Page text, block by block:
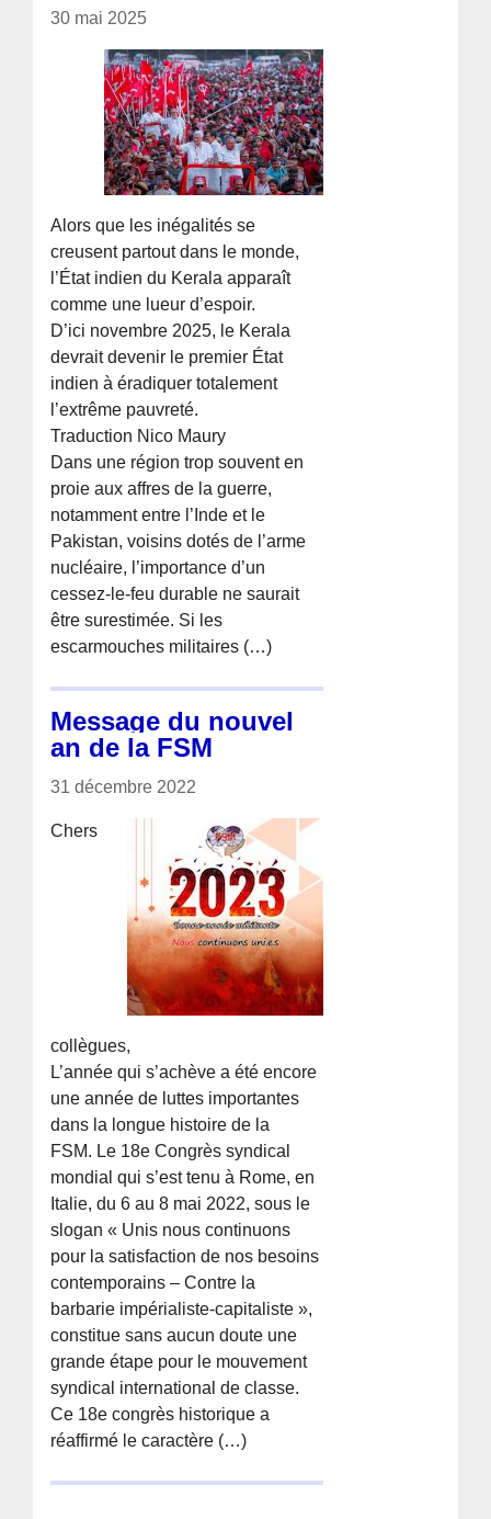
30 mai 2025
Alors que les inégalités se
creusent partout dans le monde,
l’État indien du Kerala apparaît
comme une lueur d’espoir.
D’ici novembre 2025, le Kerala
devrait devenir le premier État
indien à éradiquer totalement
l’extrême pauvreté.
Traduction Nico Maury
Dans une région trop souvent en
proie aux affres de la guerre,
notamment entre l’Inde et le
Pakistan, voisins dotés de l’arme
nucléaire, l’importance d’un
cessez-le-feu durable ne saurait
être surestimée. Si les
escarmouches militaires (…)
Message du nouvel
an de la FSM
31 décembre 2022
Chers
collègues,
L’année qui s’achève a été encore
une année de luttes importantes
dans la longue histoire de la
FSM. Le 18e Congrès syndical
mondial qui s’est tenu à Rome, en
Italie, du 6 au 8 mai 2022, sous le
slogan « Unis nous continuons
pour la satisfaction de nos besoins
contemporains – Contre la
barbarie impérialiste-capitaliste »,
constitue sans aucun doute une
grande étape pour le mouvement
syndical international de classe.
Ce 18e congrès historique a
réaffirmé le caractère (…)